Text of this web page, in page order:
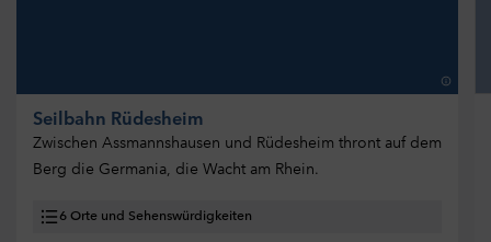
Seilbahn Rüdesheim
Zwischen Assmannshausen und Rüdesheim thront auf dem
Berg die Germania, die Wacht am Rhein.
6 Orte und Sehenswürdigkeiten